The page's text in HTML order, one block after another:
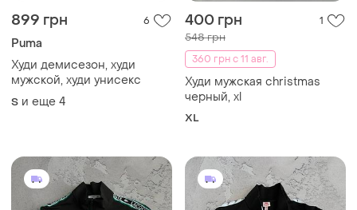
899 грн 6
Puma
Худи демисезон, худи
мужской, худи унисекс
S и еще 4
400 грн 1
548 грн
360 грн с 11 авг.
Худи мужская christmas
черный, xl
XL